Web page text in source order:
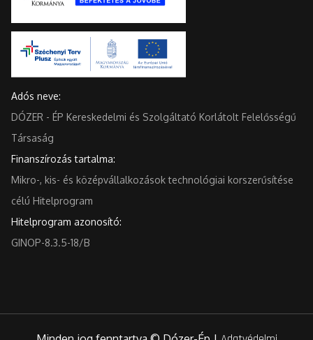
Adós neve:
DÓZER - ÉP Kereskedelmi és Szolgáltató Korlátolt Felelősségű
Társaság
Finanszírozás tartalma:
Mikro-, kis- és középvállalkozások technológiai korszerűsítése
célú Hitelprogram
Hitelprogram azonosító:
GINOP-8.3.5-18/B